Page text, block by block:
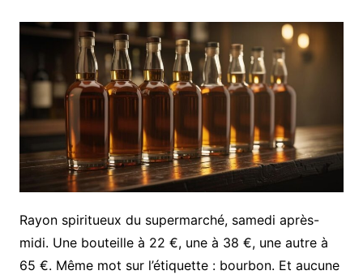
Rayon spiritueux du supermarché, samedi après-
midi. Une bouteille à 22 €, une à 38 €, une autre à
65 €. Même mot sur l’étiquette : bourbon. Et aucune